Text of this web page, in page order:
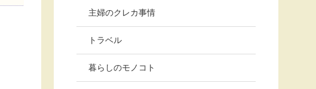
主婦のクレカ事情
トラベル
暮らしのモノコト